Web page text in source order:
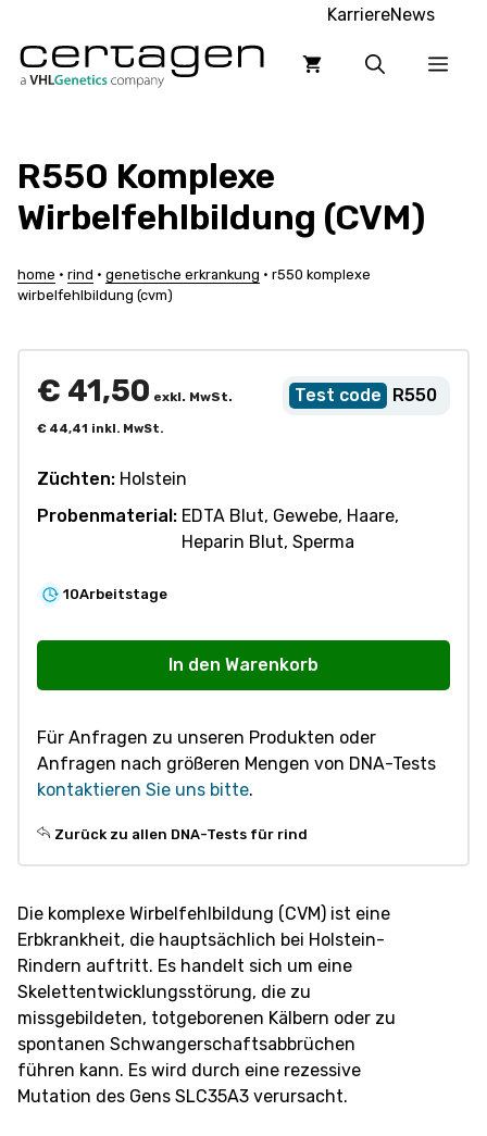
springen
KarriereNews
R550 Komplexe
Wirbelfehlbildung (CVM)
home • rind • genetische erkrankung • r550 komplexe
wirbelfehlbildung (cvm)
R550
€ 41,50 exkl. MwSt.
€ 44,41 inkl. MwSt.
Züchten: Holstein
Probenmaterial: EDTA Blut, Gewebe, Haare,
Heparin Blut, Sperma
10Arbeitstage
R550
Wirbelfehlbildung
Menge
In den Warenkorb
Für Anfragen zu unseren Produkten oder
Anfragen nach größeren Mengen von DNA-Tests
kontaktieren Sie uns bitte.
Zurück zu allen DNA-Tests für rind
Die komplexe Wirbelfehlbildung (CVM) ist eine
Erbkrankheit, die hauptsächlich bei Holstein-
Rindern auftritt. Es handelt sich um eine
Skelettentwicklungsstörung, die zu
missgebildeten, totgeborenen Kälbern oder zu
spontanen Schwangerschaftsabbrüchen
führen kann. Es wird durch eine rezessive
Mutation des Gens SLC35A3 verursacht.